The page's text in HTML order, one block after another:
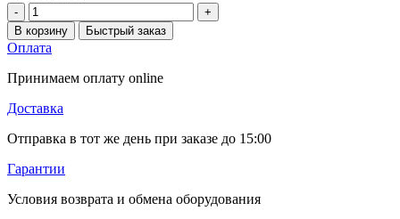
-
+
В корзину
Быстрый заказ
Оплата
Принимаем оплату online
Доставка
Отправка в тот же день при заказе до 15:00
Гарантии
Условия возврата и обмена оборудования